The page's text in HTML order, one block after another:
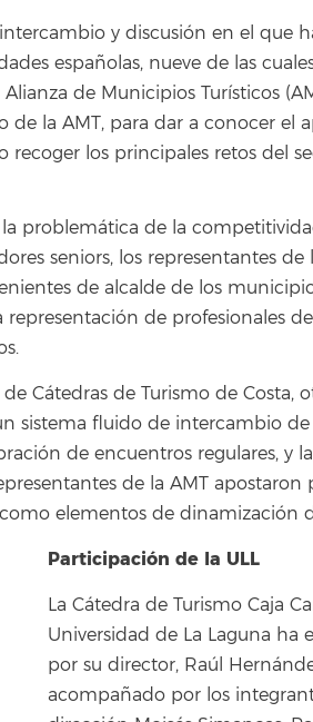
y discusión en el que
españolas, nueve de las
de Municipios Turísticos
la AMT, para dar a conocer el
recoger los principales retos del
problemática de la
seniors, los representantes
de alcalde de los
representación de profesionales
Cátedras de Turismo de Costa,
sistema fluido de intercambio
de encuentros regulares, y
de la AMT apostaron
elementos de dinamización
Participación de la ULL
La Cátedra de Turismo Caja
Universidad de La Laguna ha
por su director, Raúl
acompañado por los